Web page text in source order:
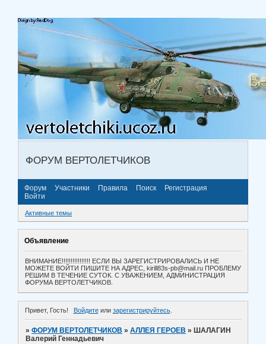
ФОРУМ ВЕРТОЛЕТЧИКОВ
Форум Участники Правила Поиск
Регистрация
Войти
Активные темы
Объявление
ВНИМАНИЕ!!!!!!!!!!!!!!!! ЕСЛИ ВЫ ЗАРЕГИСТРИРОВАЛИСЬ И НЕ
МОЖЕТЕ ВОЙТИ ПИШИТЕ НА АДРЕС, kirill83s-pb@mail.ru ПРОБЛЕМУ
РЕШИМ В ТЕЧЕНИЕ СУТОК. С УВАЖЕНИЕМ, АДМИНИСТРАЦИЯ
ФОРУМА ВЕРТОЛЕТЧИКОВ.
Привет, Гость! Войдитеили зарегистрируйтесь.
»ФОРУМ ВЕРТОЛЕТЧИКОВ »АЛЛЕЯ ГЕРОЕВ » ШАЛАГИН
Валерий Геннадьевич